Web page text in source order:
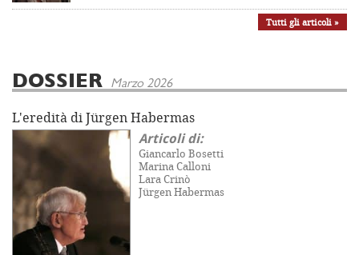
Tutti gli articoli »
DOSSIER Marzo 2026
L'eredità di Jürgen Habermas
Articoli di:
Giancarlo Bosetti
Marina Calloni
Lara Crinò
Jürgen Habermas